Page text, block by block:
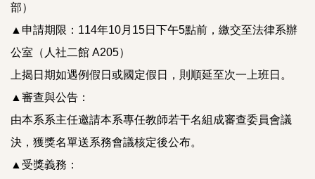
部）
▲申請期限：114年10月15日下午5點前，繳交至法律系辦
公室（人社二館 A205）
上揭日期如遇例假日或國定假日，則順延至次一上班日。
▲審查與公告：
由本系系主任邀請本系專任教師若干名組成審查委員會議
決，獲獎名單送系務會議核定後公布。
▲受獎義務：